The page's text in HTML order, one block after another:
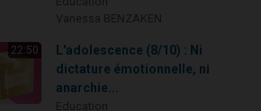
22:50
L'adolescence (8/10) : Ni
dictature émotionnelle, ni
anarchie...